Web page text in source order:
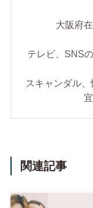
大阪府
テレビ、SNS
スキャンダル
関連記事